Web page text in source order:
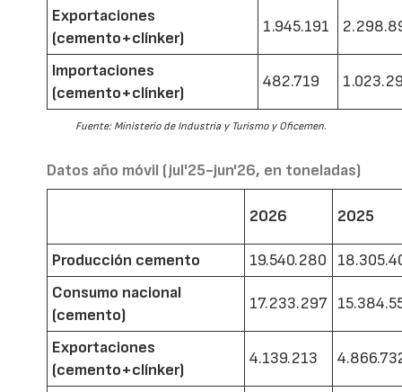
Exportaciones
(cemento+clínker)
1.945.191
Importaciones
(cemento+clínker)
482.719
Fuente: Ministerio de Industria y Turismo y Oficemen.
Datos año móvil (jul'25-jun'26, en toneladas)
2026 2025
Producción cemento 19.540.280
Consumo nacional
(cemento)
17.233.297
Exportaciones
(cemento+clínker)
4.139.213